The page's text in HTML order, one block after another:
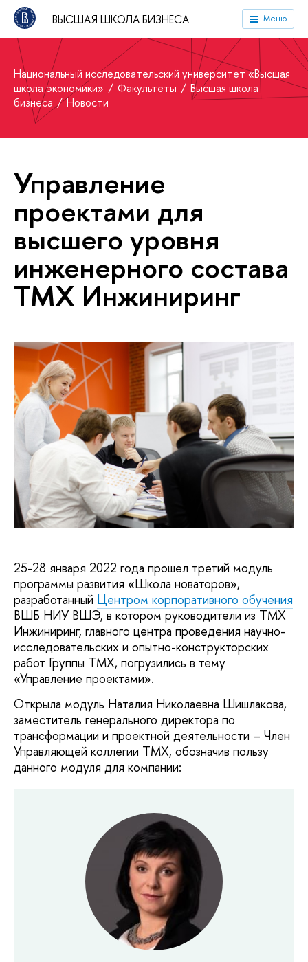
ВЫСШАЯ ШКОЛА БИЗНЕСА Меню
Национальный исследовательский университет «Высшая
школа экономики»
Факультеты
Высшая школа
бизнеса
Новости
Управление
проектами для
высшего уровня
инженерного состава
ТМХ Инжиниринг
25-28 января 2022 года прошел третий модуль
программы развития «Школа новаторов»,
разработанный Центром корпоративного обучения
ВШБ НИУ ВШЭ, в котором руководители из ТМХ
Инжиниринг, главного центра проведения научно-
исследовательских и опытно-конструкторских
работ Группы ТМХ, погрузились в тему
«Управление проектами».
Открыла модуль Наталия Николаевна Шишлакова,
заместитель генерального директора по
трансформации и проектной деятельности – Член
Управляющей коллегии ТМХ, обозначив пользу
данного модуля для компании: